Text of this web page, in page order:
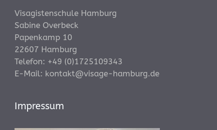
Visagistenschule Hamburg
Sabine Overbeck
Papenkamp 10
22607 Hamburg
Telefon: +49 (0)1725109343
E-Mail: kontakt@visage-hamburg.de
Impressum